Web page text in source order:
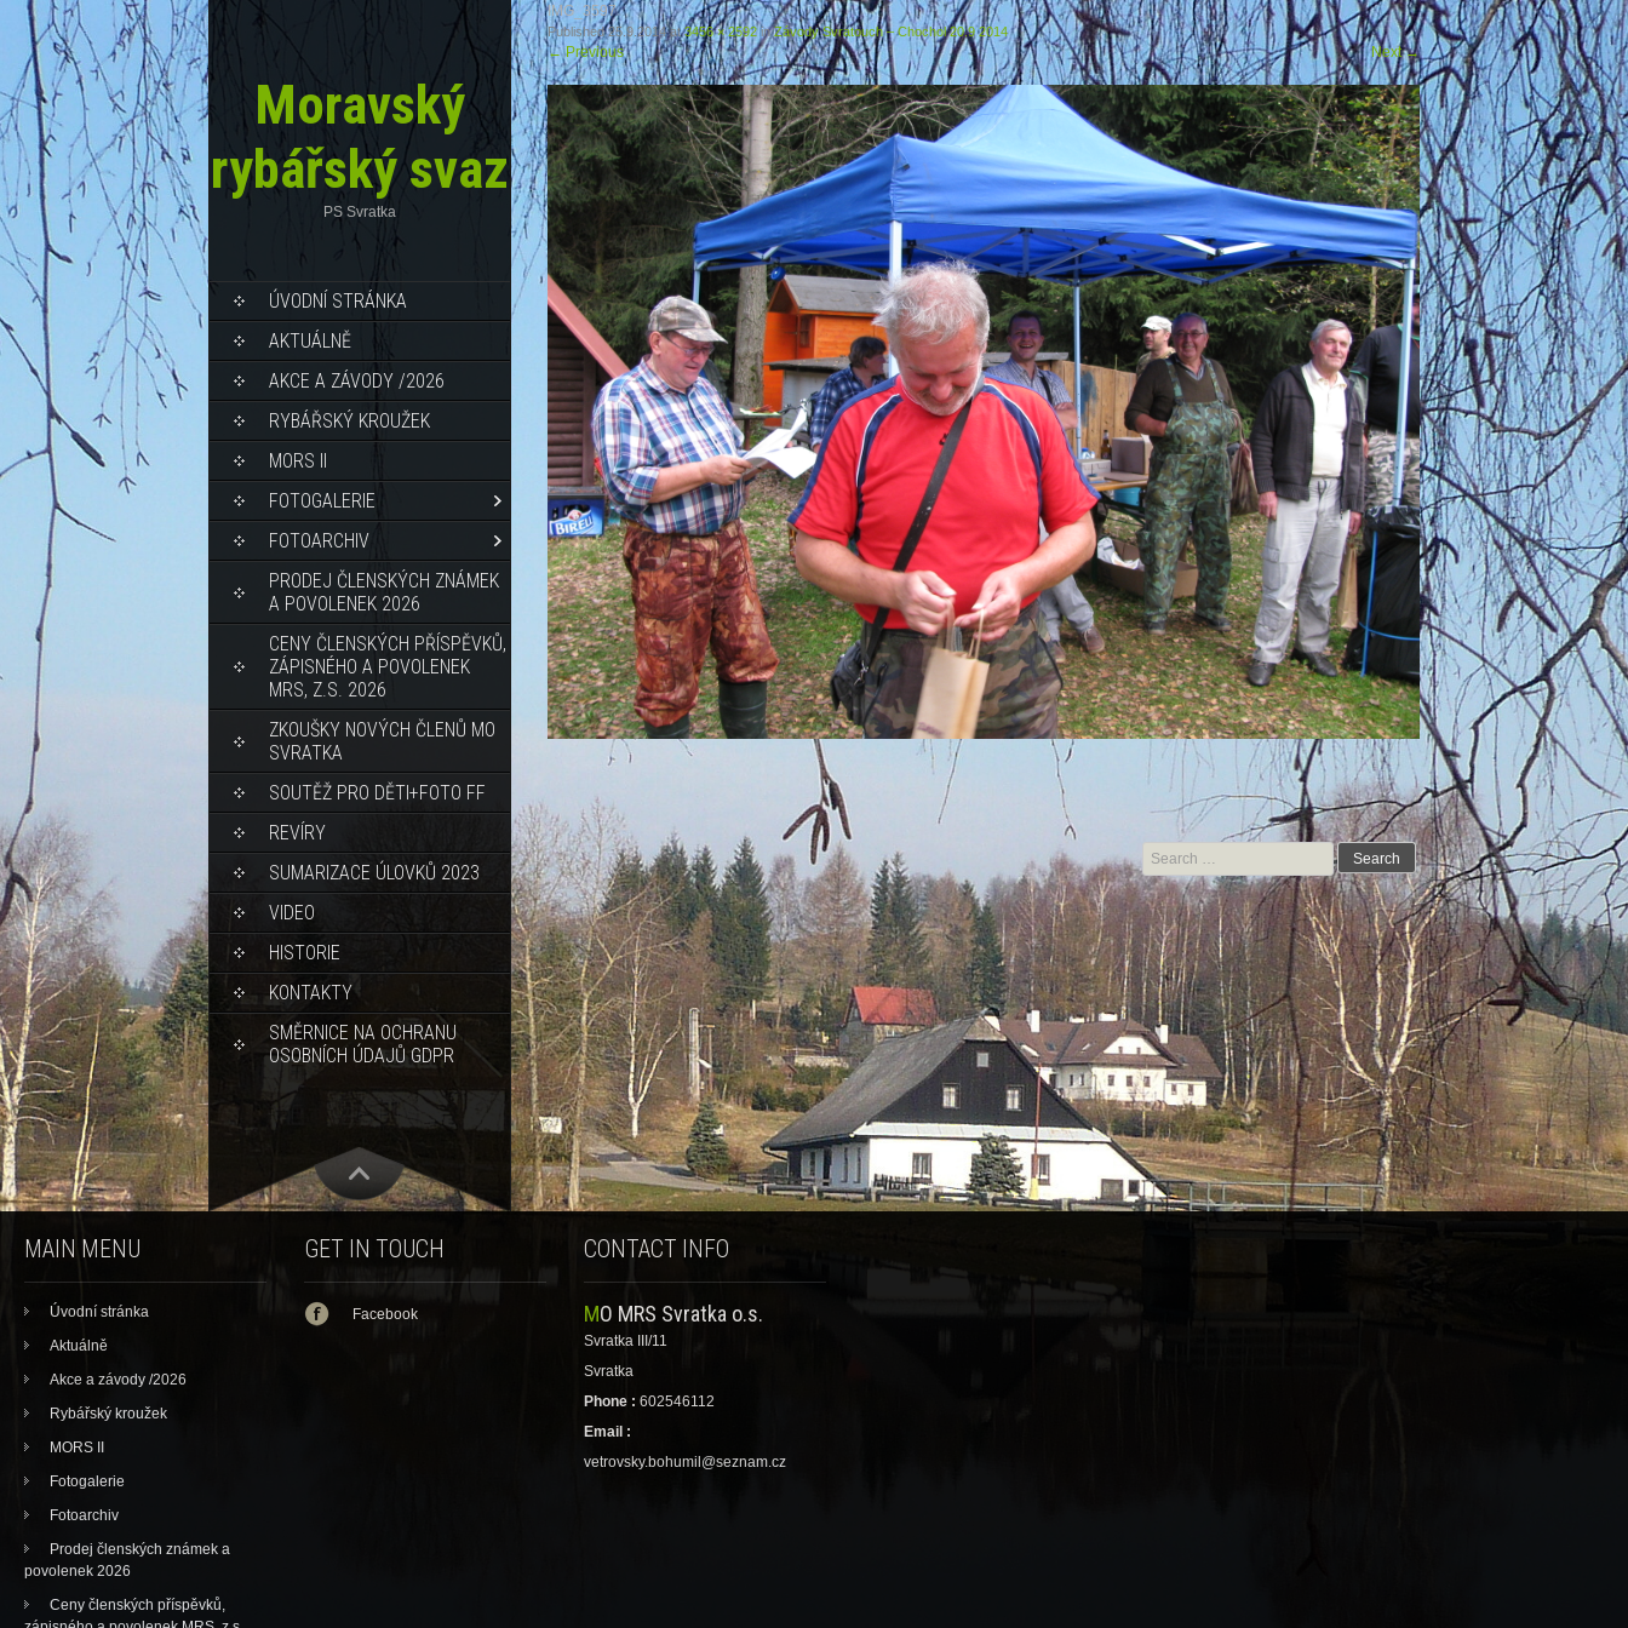
Moravský
rybářský svaz
PS Svratka
ÚVODNÍ STRÁNKA
AKTUÁLNĚ
AKCE A ZÁVODY /2026
RYBÁŘSKÝ KROUŽEK
MORS II
FOTOGALERIE
FOTOARCHIV
PRODEJ ČLENSKÝCH ZNÁMEK
A POVOLENEK 2026
CENY ČLENSKÝCH PŘÍSPĚVKŮ,
ZÁPISNÉHO A POVOLENEK
MRS, Z.S. 2026
ZKOUŠKY NOVÝCH ČLENŮ MO
SVRATKA
SOUTĚŽ PRO DĚTI+FOTO FF
REVÍRY
SUMARIZACE ÚLOVKŮ 2023
VIDEO
HISTORIE
KONTAKTY
SMĚRNICE NA OCHRANU
OSOBNÍCH ÚDAJŮ GDPR
IMG_3597
Published25.9.2014at3456 × 2592inZávody Svratouch – Chochol 20.9 2014
←Previous Next→
Search for:
MAIN MENU
Úvodní stránka
Aktuálně
Akce a závody /2026
Rybářský kroužek
MORS II
Fotogalerie
Fotoarchiv
Prodej členských známek a
povolenek 2026
Ceny členských příspěvků,
GET IN TOUCH
Facebook
CONTACT INFO
MO MRS Svratka o.s.
Svratka III/11
Svratka
Phone : 602546112
Email :
vetrovsky.bohumil@seznam.cz